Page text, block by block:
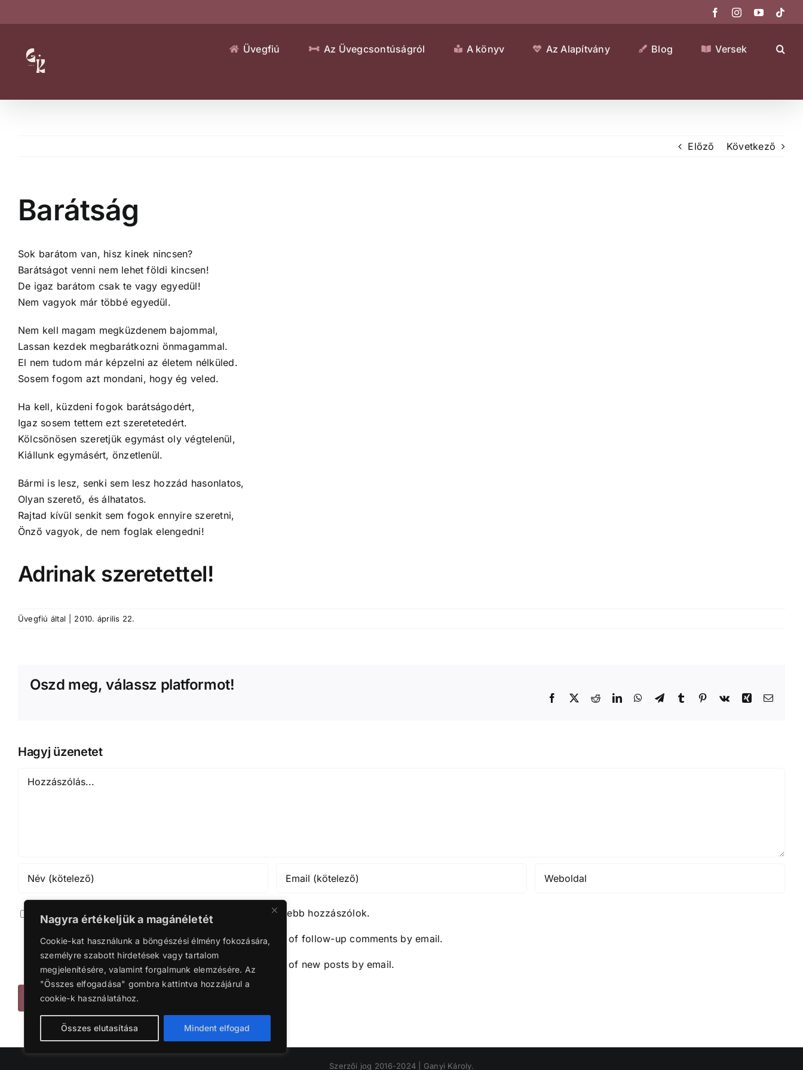
Nagyra értékeljük a magánéletét
Cookie-kat használunk a böngészési élmény fokozására,
személyre szabott hirdetések vagy tartalom
megjelenítésére, valamint forgalmunk elemzésére. Az
"Összes elfogadása" gombra kattintva hozzájárul a
cookie-k használatához.
Összes elutasítása Mindent elfogad
FacebookInstagram
YouTube
Üvegfiú Az Üvegcsontúságról A könyv Az Alapítvány Blog Versek
Előző Következő
Barátság
Sok barátom van, hisz kinek nincsen?
Barátságot venni nem lehet földi kincsen!
De igaz barátom csak te vagy egyedül!
Nem vagyok már többé egyedül.
Nem kell magam megküzdenem bajommal,
Lassan kezdek megbarátkozni önmagammal.
El nem tudom már képzelni az életem nélküled.
Sosem fogom azt mondani, hogy ég veled.
Ha kell, küzdeni fogok barátságodért,
Igaz sosem tettem ezt szeretetedért.
Kölcsönösen szeretjük egymást oly végtelenül,
Kiállunk egymásért, önzetlenül.
Bármi is lesz, senki sem lesz hozzád hasonlatos,
Olyan szerető, és álhatatos.
Rajtad kívül senkit sem fogok ennyire szeretni,
Önző vagyok, de nem foglak elengedni!
Adrinak szeretettel!
Üvegfiú által 2010. április 22.
Oszd meg, válassz platformot!
Facebook
X RedditLinkedInWhatsApp
TelegramTumblr Pinterest
Vk Xing Email:
Hagyj üzenetet
Hozzászólás
Jegyezze meg a nevet, emailt és webcímet ha legközelebb hozzászólok.
Notify me of follow-up comments by email.
Notify me of new posts by email.
Szerzői jog 2016-2024 | Ganyi Károly.